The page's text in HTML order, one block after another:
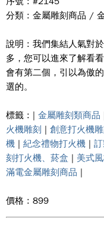
分類 : 金屬雕刻商品 /
說明 : 我們集結人氣對
多，您可以進來了解看
會有第二個，引以為傲
選的。
標籤 : | 金屬雕刻類商品
火機雕刻 | 創意打火機雕
機 | 紀念禮物打火機 |
刻打火機、菸盒 | 美式
滿電金屬雕刻商品 |
價格 : 899